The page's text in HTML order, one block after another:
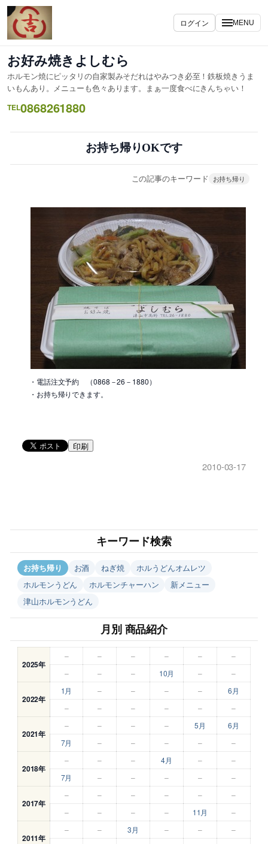
内
容
を
キ
ッ
プ
ログイン MENU
お好み焼きよしむら
ホルモン焼にピッタリの自家製みそだれはやみつき必至！鉄板焼きうま
いもんあり。メニューも色々あります。まぁ一度食べにきんちゃい！
TEL0868261880
お持ち帰りOKです
この記事のキーワード お持ち帰り
・電話注文予約 （0868－26－1880）
・お持ち帰りできます。
印刷
2010-03-17
キーワード検索
お持ち帰り お酒 ねぎ焼
ホルうどんオムレツ
ホルモンうどん
ホルモンチャーハン
新メニュー
津山ホルモンうどん
月別 商品紹介
2025年
– – – – –
–
–
– – 10月 – –
2022年
1月 – – – –
6月
–
– – – – –
2021年
– – – – 5月
6月
7月
– – – – –
2018年
– – – 4月 –
–
7月
– – – – –
2017年
– – – – –
–
–
– – – 11月 –
2011年
– – 3月 – –
–